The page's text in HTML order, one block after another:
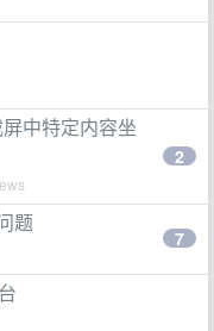
中特定内容坐
2
题
7